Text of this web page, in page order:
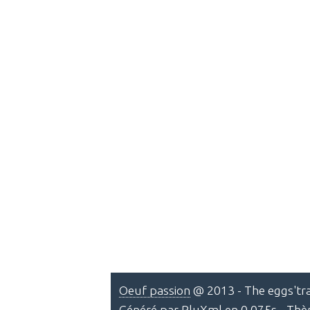
Oeuf passion @ 2013 - The